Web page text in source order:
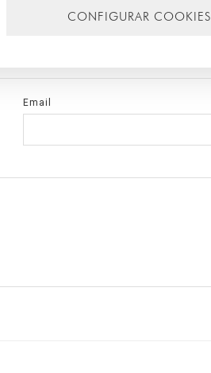
Email
CONFIGURAR COOKIES